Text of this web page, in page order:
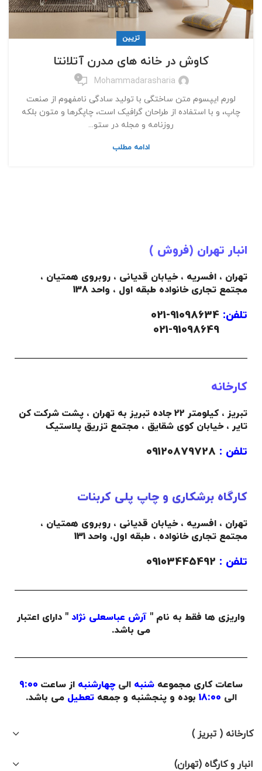
تزیین
کاوش در خانه های مدرن آتلانتا
Mohammadarasharia
0
لورم ایپسوم متن ساختگی با تولید سادگی نامفهوم از صنعت
چاپ، و با استفاده از طراحان گرافیک است، چاپگرها و متون بلکه
روزنامه و مجله در ستو...
ادامه مطلب
انبار تهران (فروش )
تهران ، افسریه ، خیابان قدیانی ، روبروی همتیان ،
مجتمع تجاری خانواده طبقه اول ، واحد 138
تلفن:
کارخانه
تبریز ، کیلومتر 22 جاده تبریز به تهران ، پشت شرکت کن
تایر ، خیابان کوی شقایق ، مجتمع تزریق پلاستیک
تلفن :
کارگاه برشکاری و چاپ پلی کربنات
تهران ، افسریه ، خیابان قدیانی ، روبروی همتیان ،
مجتمع تجاری خانواده ، طبقه اول، واحد 131
تلفن :
واریزی ها فقط به نام " آرش عباسعلی نژاد " دارای اعتبار
می باشد.
ساعات کاری مجموعه شنبه الی چهارشنبه از ساعت 9:00
الی
بوده و پنجشنبه و جمعهتعطیل می باشد.
کارخانه ( تبریز )
انبار و کارگاه (تهران)